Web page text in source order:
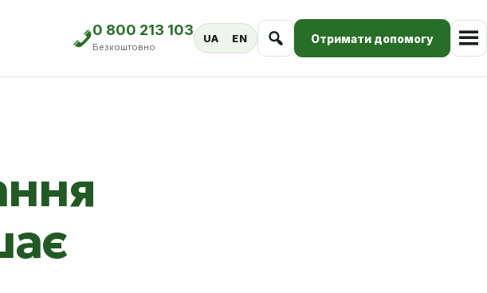
0 800 213 103
Безкоштовно
UA EN Отримати допомогу